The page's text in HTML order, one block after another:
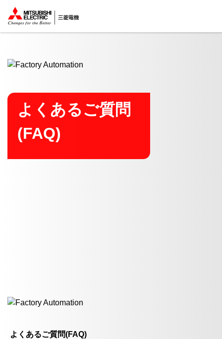
ここから本文
よくあるご質問
(FAQ)
よくあるご質問(FAQ)